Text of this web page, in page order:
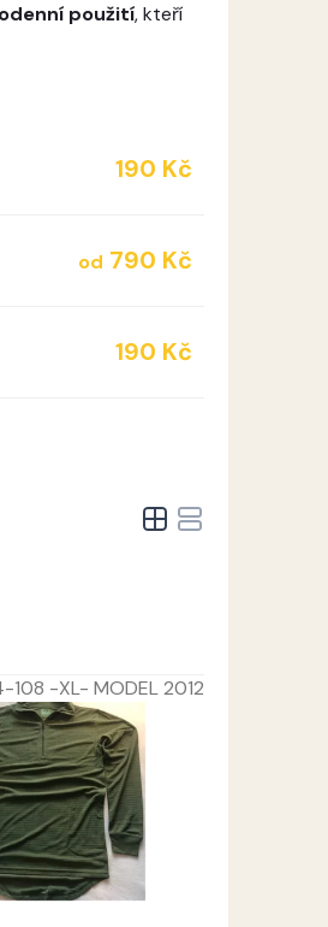
použití, kteří
190 Kč
od 790 Kč
190 Kč
108 -XL- MODEL 2012